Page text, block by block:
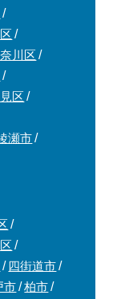
川区
区
瀬市
四街道市
市
柏市